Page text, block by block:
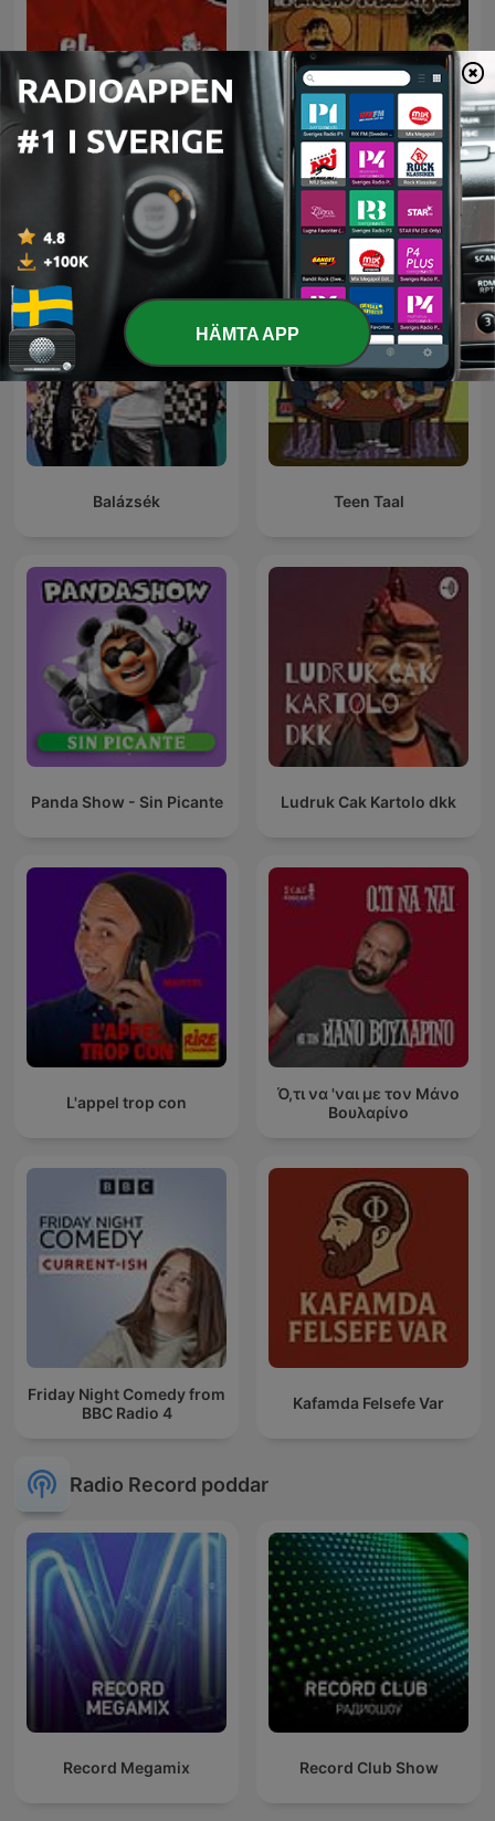
El Despelote podcast Pancho Madrigal
Balázsék Teen Taal
Panda Show - Sin Picante Ludruk Cak Kartolo dkk
L'appel trop con
Ό,τι να 'ναι με τον Μάνο
Βουλαρίνο
Friday Night Comedy from
BBC Radio 4
Kafamda Felsefe Var
Radio Record poddar
Record Megamix Record Club Show
HÄMTA APP